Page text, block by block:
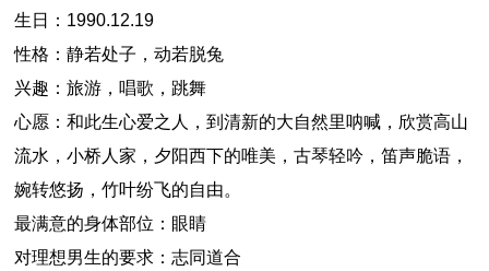
生日：1990.12.19
性格：静若处子，动若脱兔
兴趣：旅游，唱歌，跳舞
心愿：和此生心爱之人，到清新的大自然里呐喊，欣赏高山
流水，小桥人家，夕阳西下的唯美，古琴轻吟，笛声脆语，
婉转悠扬，竹叶纷飞的自由。
最满意的身体部位：眼睛
对理想男生的要求：志同道合